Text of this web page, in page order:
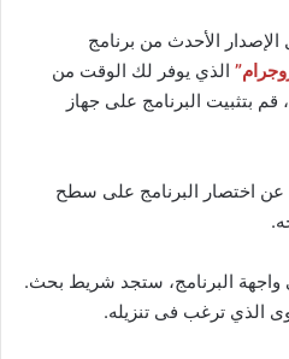
الإصدار الأحدث من برنامج
الذي يوفر لك الوقت من
قم بتثبيت البرنامج على جهاز
عن اختصار البرنامج على سطح
البرنامج، ستجد شريط بحث.
الذي ترغب فى تنزيله.